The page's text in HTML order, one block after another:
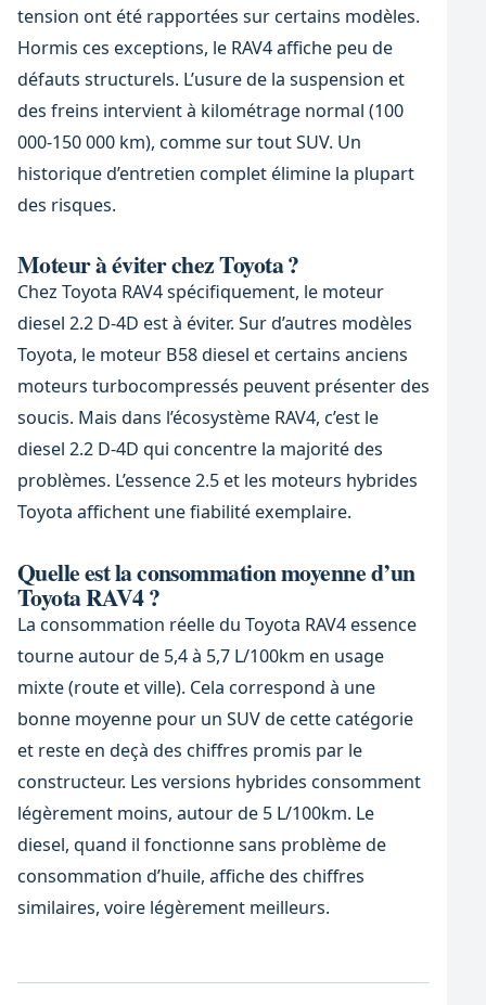
tension ont été rapportées sur certains modèles.
Hormis ces exceptions, le RAV4 affiche peu de
défauts structurels. L’usure de la suspension et
des freins intervient à kilométrage normal (100
000-150 000 km), comme sur tout SUV. Un
historique d’entretien complet élimine la plupart
des risques.
Moteur à éviter chez Toyota ?
Chez Toyota RAV4 spécifiquement, le moteur
diesel 2.2 D-4D est à éviter. Sur d’autres modèles
Toyota, le moteur B58 diesel et certains anciens
moteurs turbocompressés peuvent présenter des
soucis. Mais dans l’écosystème RAV4, c’est le
diesel 2.2 D-4D qui concentre la majorité des
problèmes. L’essence 2.5 et les moteurs hybrides
Toyota affichent une fiabilité exemplaire.
Quelle est la consommation moyenne d’un
Toyota RAV4 ?
La consommation réelle du Toyota RAV4 essence
tourne autour de 5,4 à 5,7 L/100km en usage
mixte (route et ville). Cela correspond à une
bonne moyenne pour un SUV de cette catégorie
et reste en deçà des chiffres promis par le
constructeur. Les versions hybrides consomment
légèrement moins, autour de 5 L/100km. Le
diesel, quand il fonctionne sans problème de
consommation d’huile, affiche des chiffres
similaires, voire légèrement meilleurs.